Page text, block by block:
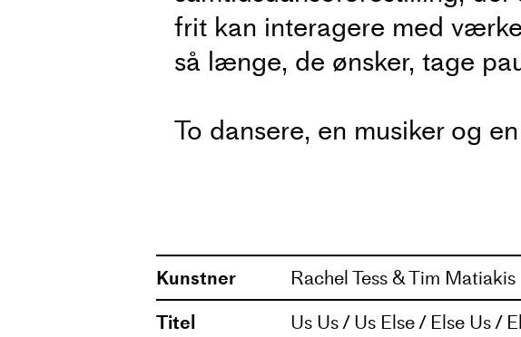
frit kan interagere med
så længe, de ønsker, tage
To dansere, en musiker og
på femten meter i diameter
Empatiske relationer opstår
utrættelige fremdrift og
Kunstner
Rachel Tess & Tim Matiakis
Titel
Us Us / Us Else / Else Us /